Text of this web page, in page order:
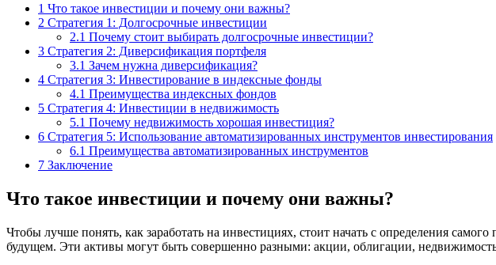
1 Что такое инвестиции и почему они важны?
2 Стратегия 1: Долгосрочные инвестиции
2.1 Почему стоит выбирать долгосрочные инвестиции?
3 Стратегия 2: Диверсификация портфеля
3.1 Зачем нужна диверсификация?
4 Стратегия 3: Инвестирование в индексные фонды
4.1 Преимущества индексных фондов
5 Стратегия 4: Инвестиции в недвижимость
5.1 Почему недвижимость хорошая инвестиция?
6 Стратегия 5: Использование автоматизированных инструментов инвестирования
6.1 Преимущества автоматизированных инструментов
7 Заключение
Что такое инвестиции и почему они важны?
Чтобы лучше понять, как заработать на инвестициях, стоит начать с определения
будущем. Эти активы могут быть совершенно разными: акции, облигации,